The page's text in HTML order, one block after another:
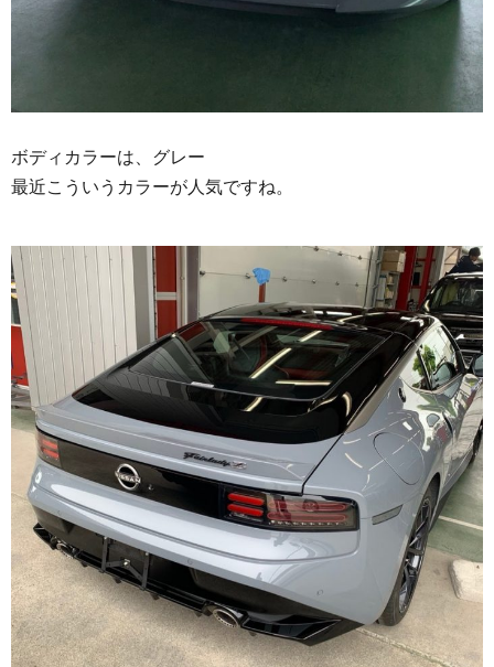
ボディカラーは、グレー
最近こういうカラーが人気ですね。